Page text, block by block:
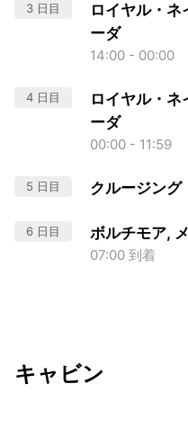
3 日目
ロイヤル・
ーダ
14:00 - 00:00
4 日目
ロイヤル・
ーダ
00:00 - 11:59
5 日目 クルージング
6 日目 ボルチモア,
07:00 到着
キャビン